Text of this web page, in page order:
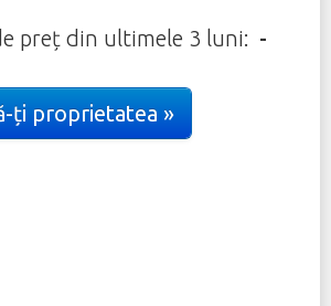
preț din ultimele 3 luni: -
ți proprietatea »